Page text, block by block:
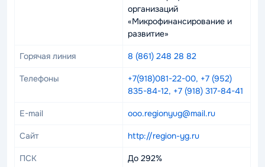
организаций
«Микрофинансирование и
развитие»
Горячая линия 8 (861) 248 28 82
Телефоны
+7(918)081-22-00, +7 (952)
835-84-12, +7 (918) 317-84-41
E-mail ooo.regionyug@mail.ru
Сайт http://region-yg.ru
ПСК До 292%